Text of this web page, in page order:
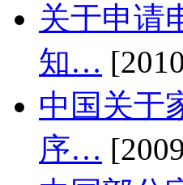
关于申请
知…
中国关于
序…